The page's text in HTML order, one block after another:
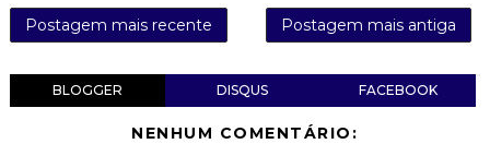
Postagem mais recente Postagem mais antiga
BLOGGER DISQUS FACEBOOK
NENHUM COMENTÁRIO: